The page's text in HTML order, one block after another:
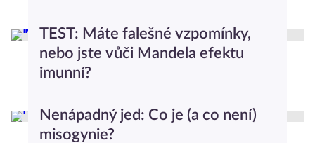
TEST: Máte falešné vzpomínky,
nebo jste vůči Mandela efektu
imunní?
Nenápadný jed: Co je (a co není)
misogynie?